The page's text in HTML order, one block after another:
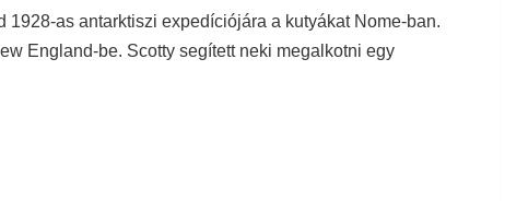
as antarktiszi expedíciójára a kutyákat Nome-ban.
England-be. Scotty segített neki megalkotni egy